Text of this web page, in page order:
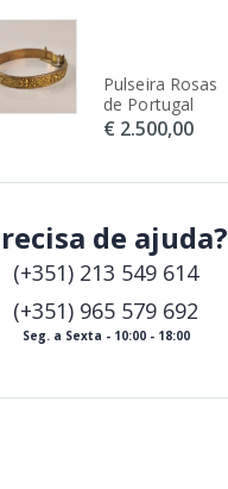
Pulseira Rosas
de Portugal
€ 2.500,00
de ajuda?
(+351) 213 549 614
(+351) 965 579 692
Seg. a Sexta - 10:00 - 18:00